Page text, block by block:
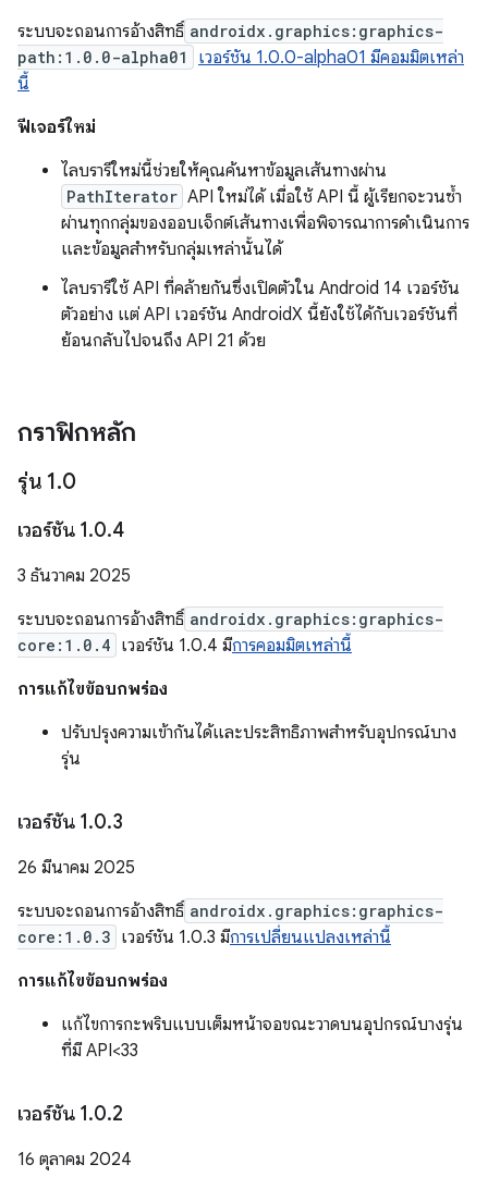
ระบบจะถอนการอ้างสิทธิ์ androidx.graphics:graphics-
path:1.0.0-alpha01
เวอร์ชัน 1.0.0-alpha01 มีคอมมิตเหล่า
นี้
ฟีเจอร์ใหม่
ไลบรารีใหม่นี้ช่วยให้คุณค้นหาข้อมูลเส้นทางผ่าน
PathIterator API ใหม่ได้ เมื่อใช้ API นี้ ผู้เรียกจะวนซ้ำ
ผ่านทุกกลุ่มของออบเจ็กต์เส้นทางเพื่อพิจารณาการดำเนินการ
และข้อมูลสำหรับกลุ่มเหล่านั้นได้
ไลบรารีใช้ API ที่คล้ายกันซึ่งเปิดตัวใน Android 14 เวอร์ชัน
ตัวอย่าง แต่ API เวอร์ชัน AndroidX นี้ยังใช้ได้กับเวอร์ชันที่
ย้อนกลับไปจนถึง API 21 ด้วย
กราฟิกหลัก
รุ่น 1.0
เวอร์ชัน 1.0.4
3 ธันวาคม 2025
ระบบจะถอนการอ้างสิทธิ์ androidx.graphics:graphics-
core:1.0.4 เวอร์ชัน 1.0.4 มีการคอมมิตเหล่านี้
การแก้ไขข้อบกพร่อง
ปรับปรุงความเข้ากันได้และประสิทธิภาพสำหรับอุปกรณ์บาง
รุ่น
เวอร์ชัน 1.0.3
26 มีนาคม 2025
ระบบจะถอนการอ้างสิทธิ์ androidx.graphics:graphics-
core:1.0.3 เวอร์ชัน 1.0.3 มีการเปลี่ยนแปลงเหล่านี้
การแก้ไขข้อบกพร่อง
แก้ไขการกะพริบแบบเต็มหน้าจอขณะวาดบนอุปกรณ์บางรุ่น
ที่มี API<33
เวอร์ชัน 1.0.2
16 ตุลาคม 2024